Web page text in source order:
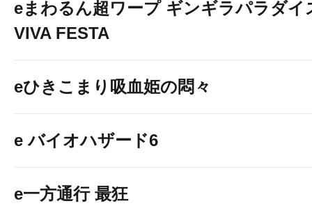
eまわるん超ワープ ギンギラパラダイ
VIVA FESTA
eひきこまり吸血姫の悶々
e バイオハザード6
e一方通行 最狂